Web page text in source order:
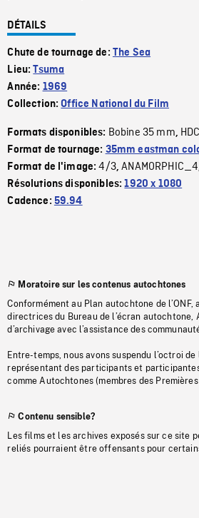
DÉTAILS
Chute de tournage de: The Sea
Lieu:Tsuma
Année: 1969
Collection:Office National du Film
Formats disponibles: Bobine 35 mm,
Format de tournage: 35mm eastman
Format de l'image:4/3,
Résolutions disponibles:1920 x 1080
Cadence: 59.94
Moratoire sur les contenus autochtones
Conformément au Plan autochtone de
directrices du Bureau de l’écran
d’archivage avec l’assistance des
Entre-temps, nous avons suspendu l’octroi
représentant des participants et
comme Autochtones (membres des
Contenu sensible?
Les films et les archives exposés sur ce site
reliés pourraient être offensants pour